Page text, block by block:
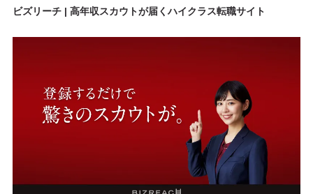
ビズリーチ | 高年収スカウトが届くハイクラス転職サイト